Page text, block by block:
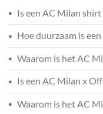
Is een AC Milan shirt
Hoe duurzaam is
Waarom is het AC
Is een AC Milan x
Waarom is het AC